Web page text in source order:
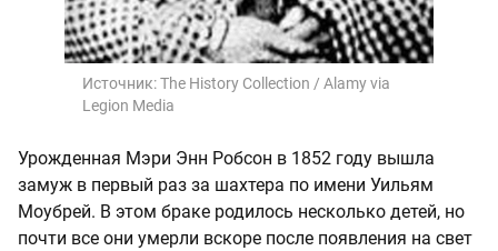
Источник:The History Collection / Alamy via
Legion Media
Урожденная Мэри Энн Робсон в 1852 году вышла
замуж в первый раз за шахтера по имени Уильям
Моубрей. В этом браке родилось несколько детей, но
почти все они умерли вскоре после появления на свет